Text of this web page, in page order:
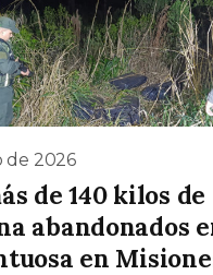
de 2026
de 140 kilos de
abandonados
en